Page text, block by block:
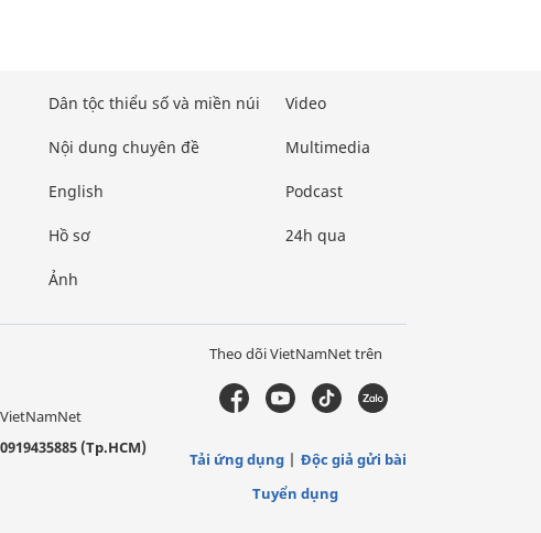
Dân tộc thiểu số và miền núi
Nội dung chuyên đề
English
Hồ sơ
Ảnh
Video
Multimedia
Podcast
24h qua
0919435885 (Tp.HCM)
Theo dõi VietNamNet trên
Tải ứng dụng
Độc giả gửi bài
Tuyển dụng